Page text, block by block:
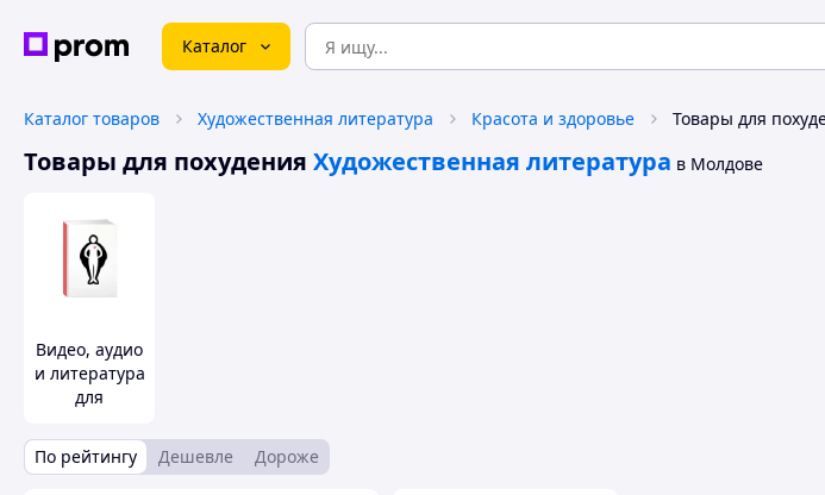
Каталог
Каталог товаров Художественная литература Красота и здоровье
Товары для похудения Художественная литература в Молдове
Видео, аудио
и литература
для
По рейтингу
Дешевле Дороже